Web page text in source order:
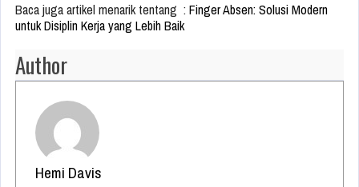
Baca juga artikel menarik tentang : Finger Absen: Solusi Modern
untuk Disiplin Kerja yang Lebih Baik
Author
Hemi Davis